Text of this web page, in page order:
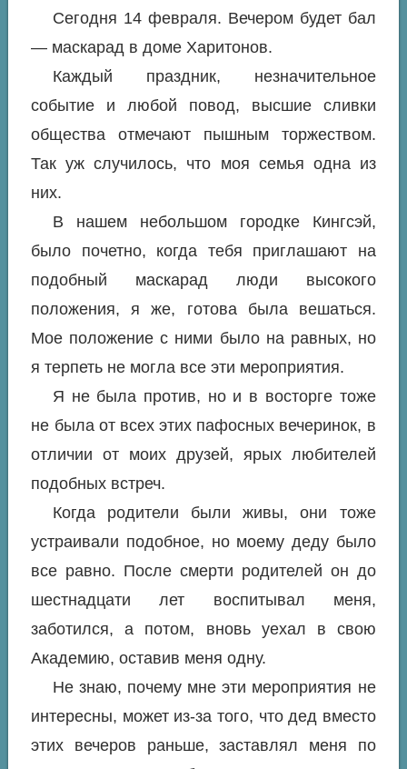
Сегодня 14 февраля. Вечером будет бал
— маскарад в доме Харитонов.
Каждый праздник, незначительное
событие и любой повод, высшие сливки
общества отмечают пышным торжеством.
Так уж случилось, что моя семья одна из
них.
В нашем небольшом городке Кингсэй,
было почетно, когда тебя приглашают на
подобный маскарад люди высокого
положения, я же, готова была вешаться.
Мое положение с ними было на равных, но
я терпеть не могла все эти мероприятия.
Я не была против, но и в восторге тоже
не была от всех этих пафосных вечеринок, в
отличии от моих друзей, ярых любителей
подобных встреч.
Когда родители были живы, они тоже
устраивали подобное, но моему деду было
все равно. После смерти родителей он до
шестнадцати лет воспитывал меня,
заботился, а потом, вновь уехал в свою
Академию, оставив меня одну.
Не знаю, почему мне эти мероприятия не
интересны, может из-за того, что дед вместо
этих вечеров раньше, заставлял меня по